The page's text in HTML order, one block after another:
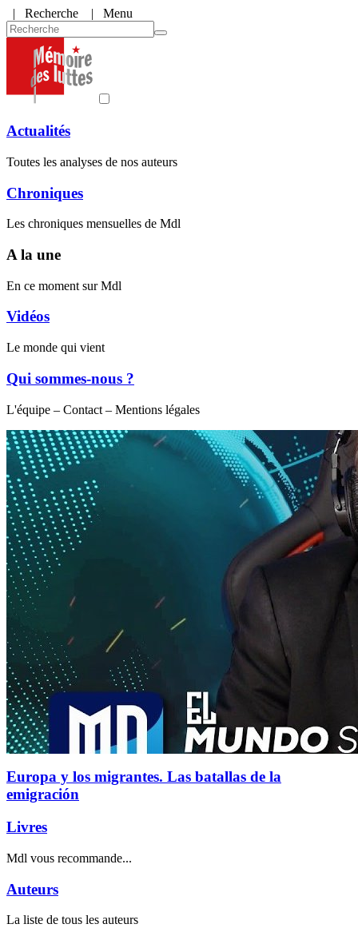
| Recherche | Menu
Actualités
Toutes les analyses de nos auteurs
Chroniques
Les chroniques mensuelles de Mdl
A la une
En ce moment sur Mdl
Vidéos
Le monde qui vient
Qui sommes-nous ?
L'équipe – Contact – Mentions légales
Europa y los migrantes. Las batallas de la
emigración
Livres
Mdl vous recommande...
Auteurs
La liste de tous les auteurs